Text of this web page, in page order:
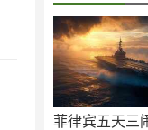
菲律宾五天三